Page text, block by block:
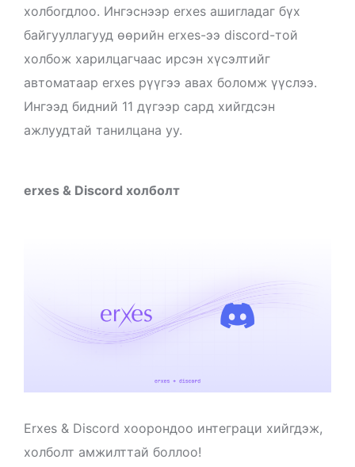
холбогдлоо. Ингэснээр erxes ашигладаг бүх
байгууллагууд өөрийн erxes-ээ discord-той
холбож харилцагчаас ирсэн хүсэлтийг
автоматаар erxes рүүгээ авах боломж үүслээ.
Ингээд бидний 11 дүгээр сард хийгдсэн
ажлуудтай танилцана уу.
erxes & Discord холболт
Erxes & Discord хоорондоо интеграци хийгдэж,
холболт амжилттай боллоо!